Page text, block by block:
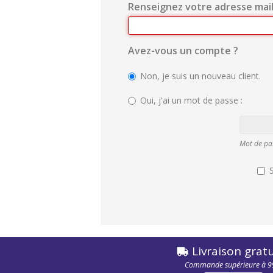
Renseignez votre adresse mail
Avez-vous un compte ?
Non, je suis un nouveau client.
Oui, j'ai un mot de passe :
mot
passe.
Mot de
Livraison
Commande supérieure à